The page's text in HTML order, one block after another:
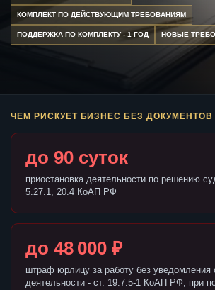
КОМПЛЕКТ ПО ДЕЙСТВУЮЩИМ ТРЕБОВАНИЯМ
ПОДДЕРЖКА ПО КОМПЛЕКТУ - 1 ГОД НОВЫЕ
ЧЕМ РИСКУЕТ БИЗНЕС БЕЗ ДОКУМЕНТОВ
до 90 суток
приостановка деятельности по решению
5.27.1, 20.4 КоАП РФ
до 48 000 ₽
штраф юрлицу за работу без уведомления
деятельности - ст. 19.7.5-1 КоАП РФ, при